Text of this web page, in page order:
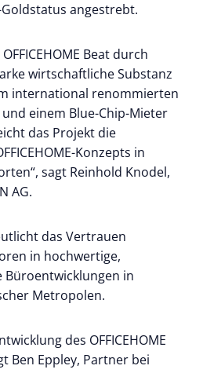
angestrebt.
Beat durch
wirtschaftliche Substanz
international renommierten
einem Blue-Chip-Mieter
das Projekt die
Konzepts in
sagt Reinhold Knodel,
AG.
das Vertrauen
in hochwertige,
in
Metropolen.
des OFFICEHOME
Ben Eppley, Partner bei